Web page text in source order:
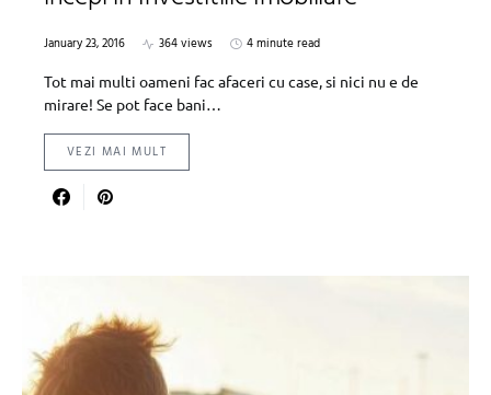
January 23, 2016 364 views
4 minute read
Tot mai multi oameni fac afaceri cu case, si nici nu e de
mirare! Se pot face bani…
VEZI MAI MULT